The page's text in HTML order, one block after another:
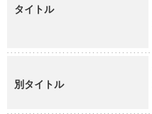
タイトル
別タイトル